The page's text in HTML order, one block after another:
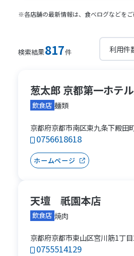
※各店舗の最新情報は、食べログなどをご
検索結果817件
葱太郎 京都第一ホテ
飲食店 麺類
京都府京都市南区東九条下殿田
0756618618
ホームページ
天壇 祇園本店
飲食店 焼肉
京都府京都市東山区宮川筋1丁
0755514129